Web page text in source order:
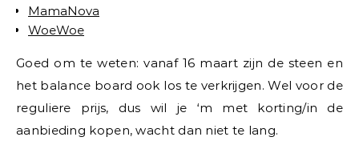
MamaNova
WoeWoe
Goed om te weten: vanaf 16 maart zijn de steen en
het balance board ook los te verkrijgen. Wel voor de
reguliere prijs, dus wil je ‘m met korting/in de
aanbieding kopen, wacht dan niet te lang.